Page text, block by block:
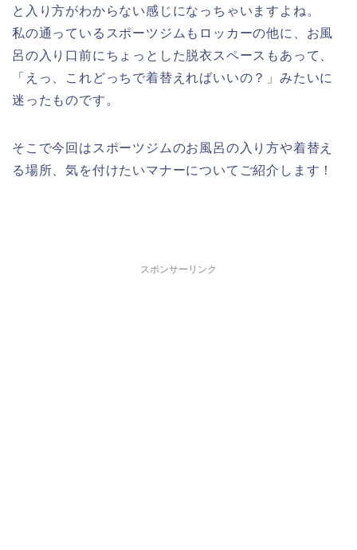
と入り方がわからない感じになっちゃいますよね。
私の通っているスポーツジムもロッカーの他に、 お風
呂の入り口前にちょっとした脱衣スペース もあって、
「えっ、これどっちで着替えればいいの？」みたいに
迷ったものです。
そこで今回はスポーツジムのお風呂の入り方や着替え
る場所、気を付けたいマナーについてご紹介します！
スポンサーリンク